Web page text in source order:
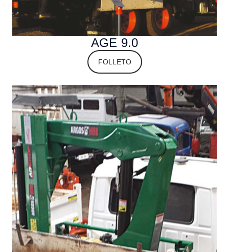
AGE 9.0
FOLLETO